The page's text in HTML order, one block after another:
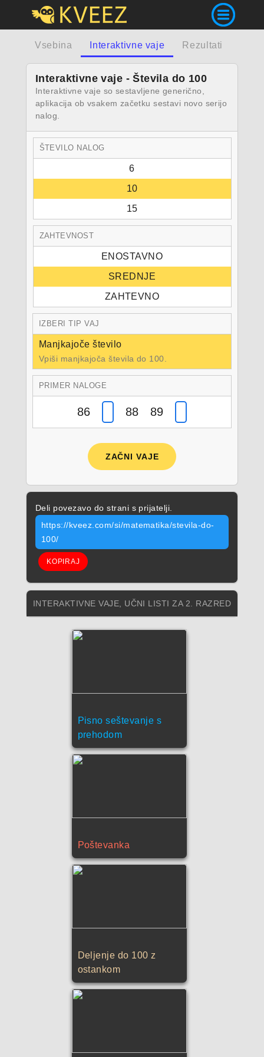
Vsebina Interaktivne vaje Rezultati
Interaktivne vaje - Števila do 100
Interaktivne vaje so sestavljene generično,
aplikacija ob vsakem začetku sestavi novo serijo
nalog.
ŠTEVILO NALOG
6
10
15
ZAHTEVNOST
ENOSTAVNO
SREDNJE
ZAHTEVNO
IZBERI TIP VAJ
Manjkajoče število
Vpiši manjkajoča števila do 100.
PRIMER NALOGE
86 88 89
ZAČNI VAJE
Deli povezavo do strani s prijatelji.
https://kveez.com/si/matematika/stevila-do-
100/
KOPIRAJ
INTERAKTIVNE VAJE, UČNI LISTI ZA 2. RAZRED
Pisno seštevanje s
prehodom
Poštevanka
Deljenje do 100 z
ostankom